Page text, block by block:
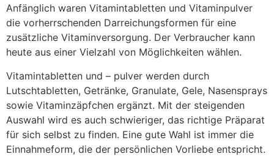
Anfänglich waren Vitamintabletten und Vitaminpulver
die vorherrschenden Darreichungsformen für eine
zusätzliche Vitaminversorgung. Der Verbraucher kann
heute aus einer Vielzahl von Möglichkeiten wählen.
Vitamintabletten und – pulver werden durch
Lutschtabletten, Getränke, Granulate, Gele, Nasensprays
sowie Vitaminzäpfchen ergänzt. Mit der steigenden
Auswahl wird es auch schwieriger, das richtige Präparat
für sich selbst zu finden. Eine gute Wahl ist immer die
Einnahmeform, die der persönlichen Vorliebe entspricht.